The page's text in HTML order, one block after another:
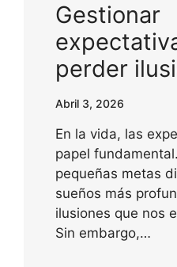
Gestionar
perder
Abril 3, 2026
En la vida, las
papel
pequeñas metas
sueños más
ilusiones que nos
Sin embargo,…